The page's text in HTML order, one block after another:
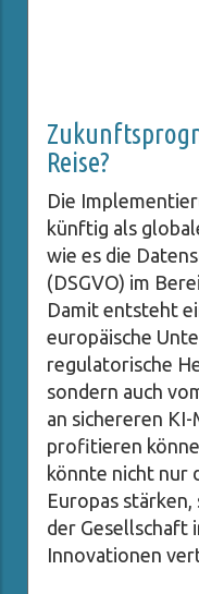
Reise?
Die
künftig als
wie es die
(DSGVO) im
Damit entsteht
europäische
regulatorische
sondern auch
an sichereren
profitieren
könnte nicht nur
Europas
der Gesellschaft
Innovationen